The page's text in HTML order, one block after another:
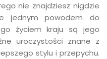
nie znajdziesz nigdzie
jednym powodem do
życiem kraju są jego
uroczystości znane z
stylu i przepychu.